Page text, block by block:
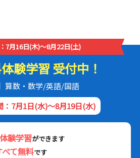
7月16日(木)～8月22日(土)
験学習 受付中！
算数・数学/英語/国語
：7月1日(水)～8月19日(水)
験学習ができます
べて無料です